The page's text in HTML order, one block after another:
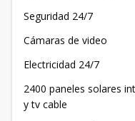
Seguridad 24/7
Cámaras de video
Electricidad 24/7
2400 paneles solares
y tv cable